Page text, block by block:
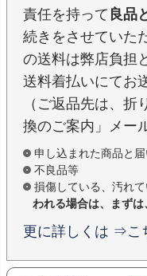
責任を持って 良品
続きをさせていた
の送料は弊店負担
送料着払いにてお
（ご返品先は、
換のご案内」メー
申し込まれた商品と
不良品等
損傷している、汚れて
われる場合は、まず
更に詳しくは ⇒こ